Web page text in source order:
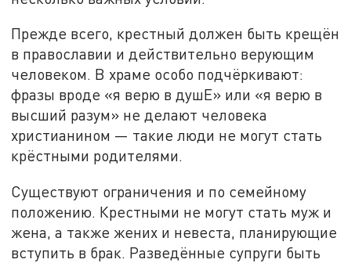
Прежде всего, крестный должен быть крещён
в православии и действительно верующим
человеком. В храме особо подчёркивают:
фразы вроде «я верю в душЕ» или «я верю в
высший разум» не делают человека
христианином — такие люди не могут стать
крёстными родителями.
Существуют ограничения и по семейному
положению. Крестными не могут стать муж и
жена, а также жених и невеста, планирующие
вступить в брак. Разведённые супруги быть